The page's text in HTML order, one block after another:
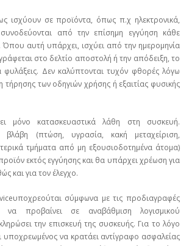
ισχύουν σε προϊόντα, όπως π.χ ηλεκτρονικά,
από την επίσημη εγγύηση κάθε
αυτή υπάρχει, ισχύει από την ημερομηνία
στο δελτίο αποστολή ή την απόδειξη, το
Δεν καλύπτονται τυχόν φθορές λόγω
τήρησης των οδηγιών χρήσης ή εξαιτίας φυσικής
μόνο κατασκευαστικά λάθη στη συσκευή.
βλάβη (πτώση, υγρασία, κακή μεταχείριση,
τμήματα από μη εξουσιοδοτημένα άτομα)
εκτός εγγύησης και θα υπάρχει χρέωση για
και για τον έλεγχο.
σύμφωνα με τις προδιαγραφές
να προβαίνει σε αναβάθμιση λογισμικού
την επισκευή της συσκευής. Για το λόγο
υποχρεωμένος να κρατάει αντίγραφο ασφαλείας